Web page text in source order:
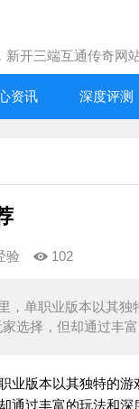
开三端互通传奇网
资讯 深度评测
验 102
单职业版本以其独
选择，但却通过丰
版本以其独特的游
通过丰富的玩法和